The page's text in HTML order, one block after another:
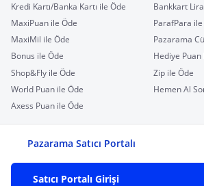
Kredi Kartı/Banka Kartı ile Öde
Bankkart
MaxiPuan ile Öde
ParafPara ile
MaxiMil ile Öde
Pazarama
Bonus ile Öde
Hediye Puan
Shop&Fly ile Öde
Zip ile Öde
World Puan ile Öde
Hemen Al
Axess Puan ile Öde
Pazarama Satıcı Portalı
Satıcı Portalı Girişi